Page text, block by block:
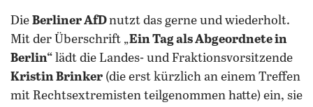
Die Berliner AfDnutzt das gerne und wiederholt.
Mit der Überschrift „Ein Tag als Abgeordnete in
Berlin“ lädt die Landes- und Fraktionsvorsitzende
Kristin Brinker (die erst kürzlich an einem Treffen
mit Rechtsextremisten teilgenommen hatte) ein, sie